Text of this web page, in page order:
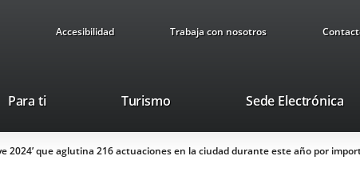
Accesibilidad Trabaja con nosotros
Para ti TurismoEste
se
abrirá
Sede Electrónica
2024’ que aglutina 216 actuaciones en la ciudad durante este año por